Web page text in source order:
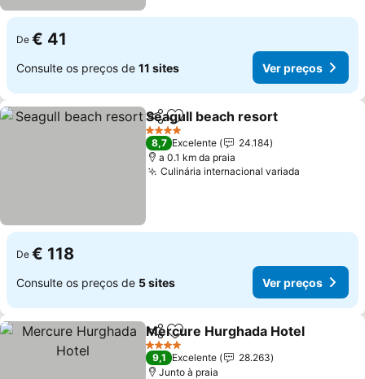
De € 41
Consulte os preços de 11 sites Ver preços
PartilharAdicionar aos favoritos
Seagull beach resort
4 Estrelas
8,7 Excelente
24.184
a 0.1 km da praia
Culinária internacional variada
De € 118
Consulte os preços de 5 sites Ver preços
PartilharAdicionar aos favoritos
Mercure Hurghada Hotel
4 Estrelas
9,1 Excelente
28.263
Junto à praia